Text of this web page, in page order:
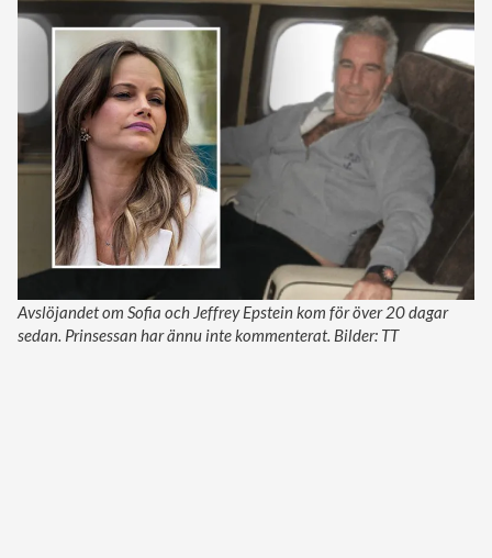
Avslöjandet om Sofia och Jeffrey Epstein kom för över 20 dagar
sedan. Prinsessan har ännu inte kommenterat. Bilder: TT